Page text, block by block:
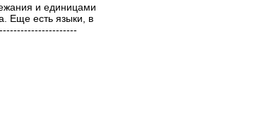
и единицами
Еще есть языки, в